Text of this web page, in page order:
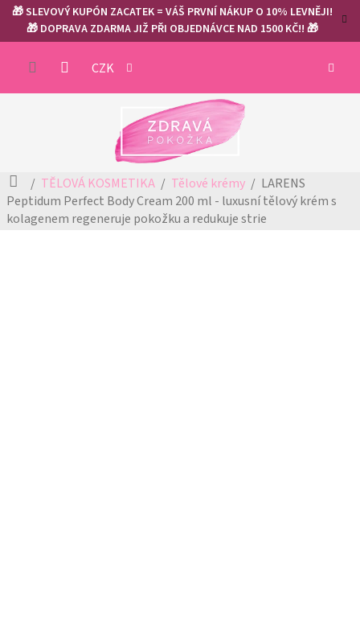
Přejít
obsah
🎁 SLEVOVÝ KUPÓN ZACATEK = VÁŠ PRVNÍ NÁKUP O 10% LEVNĚJI!
🎁 DOPRAVA ZDARMA JIŽ PŘI OBJEDNÁVCE NAD 1500 KČ!! 🎁
CZK
Domů
TĚLOVÁ KOSMETIKA Tělové krémy
LARENS
Peptidum Perfect Body Cream 200 ml - luxusní tělový krém s
kolagenem regeneruje pokožku a redukuje strie